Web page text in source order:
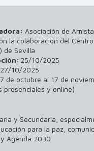
Asociación de
la colaboración del
de Sevilla
25/10/2025
27/10/2025
de octubre al 17 de
presenciales y online)
y Secundaria,
para la paz,
Agenda 2030.